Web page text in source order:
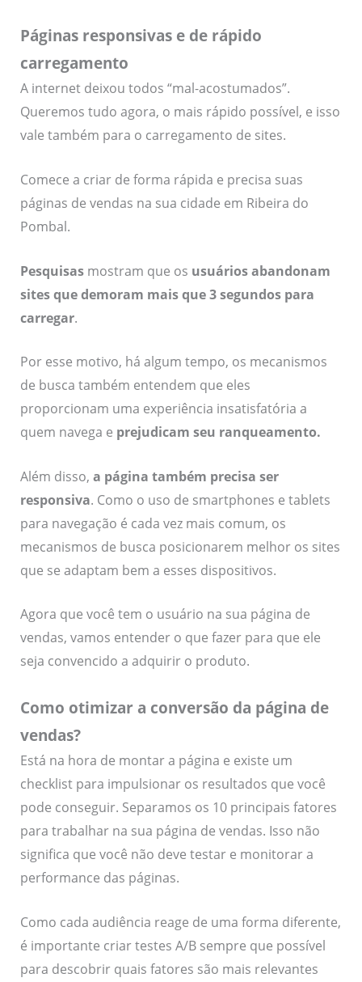
Páginas responsivas e de rápido
carregamento
A internet deixou todos “mal-acostumados”.
Queremos tudo agora, o mais rápido possível, e isso
vale também para o carregamento de sites.
Comece a criar de forma rápida e precisa suas
páginas de vendas na sua cidade em Ribeira do
Pombal.
Pesquisasmostram que os usuários abandonam
sites que demoram mais que 3 segundos para
carregar.
Por esse motivo, há algum tempo, os mecanismos
de busca também entendem que eles
proporcionam uma experiência insatisfatória a
quem navega e prejudicam seu ranqueamento.
Além disso, a página também precisa ser
responsiva. Como o uso de smartphones e tablets
para navegação é cada vez mais comum, os
mecanismos de busca posicionarem melhor os sites
que se adaptam bem a esses dispositivos.
Agora que você tem o usuário na sua página de
vendas, vamos entender o que fazer para que ele
seja convencido a adquirir o produto.
Como otimizar a conversão da página de
vendas?
Está na hora de montar a página e existe um
checklist para impulsionar os resultados que você
pode conseguir. Separamos os 10 principais fatores
para trabalhar na sua página de vendas. Isso não
significa que você não deve testar e monitorar a
performance das páginas.
Como cada audiência reage de uma forma diferente,
é importante criar testes A/B sempre que possível
para descobrir quais fatores são mais relevantes